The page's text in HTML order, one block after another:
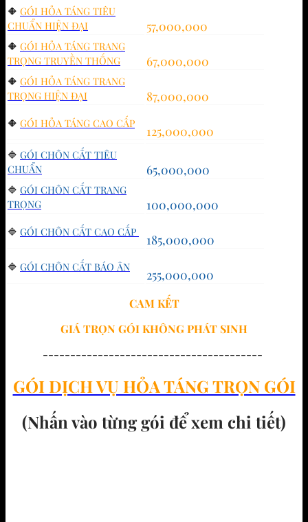
🔶 GÓI HỎA TÁNG TIÊU
CHUẨN HIỆN ĐẠI
57,000,000
🔶 GÓI HỎA TÁNG TRANG
TRỌNG TRUYỀN THỐNG
67,000,000
🔶 GÓI HỎA TÁNG TRANG
TRỌNG HIỆN ĐẠI
87,000,000
🔶 GÓI HỎA TÁNG CAO CẤP 125,000,000
🔷 GÓI CHÔN CẤT TIÊU
CHUẨN
65,000,000
🔷 GÓI CHÔN CẤT TRANG
TRỌNG
100,000,000
🔷 GÓI CHÔN CẤT CAO CẤP 185,000,000
🔷 GÓI CHÔN CẤT BÁO ÂN 255,000,000
CAM KẾT
GIÁ TRỌN GÓIKHÔNG PHÁT SINH
----------------------------------------
GÓI DỊCH VỤ HỎA TÁNG TRỌN GÓI
(Nhấn vào từng gói để xem chi tiết)